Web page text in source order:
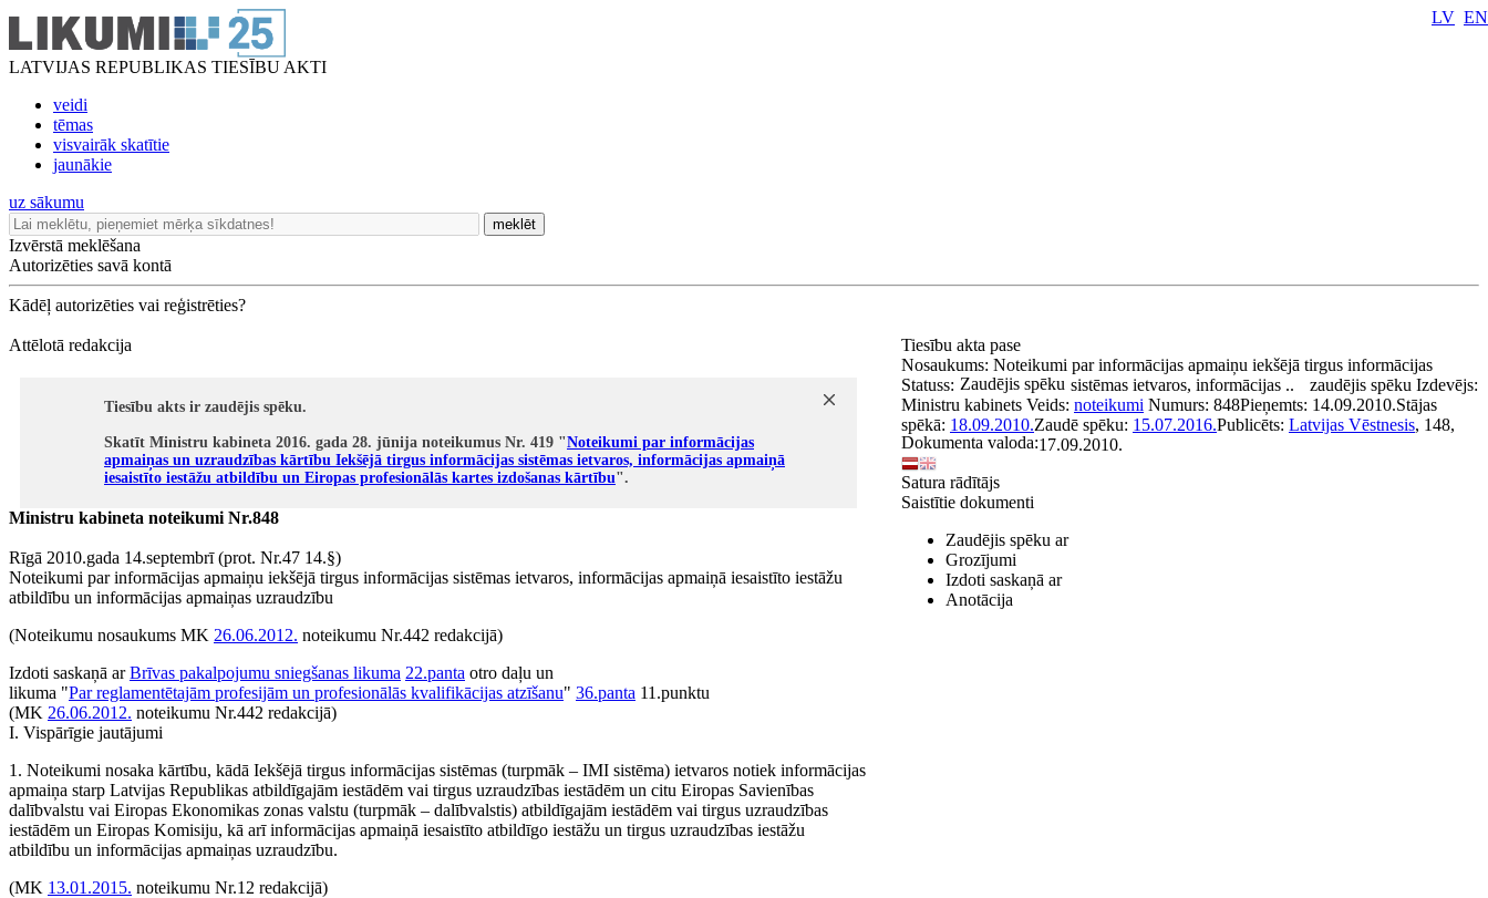
LATVIJAS REPUBLIKAS TIESĪBU AKTI
veidi
tēmas
visvairāk skatītie
jaunākie
LV EN
uz sākumu
meklēt
Izvērstā meklēšana
Autorizēties savā kontā
Kādēļ autorizēties vai reģistrēties?
Attēlotā redakcija
Tiesību akts ir zaudējis spēku.
Skatīt Ministru kabineta 2016. gada 28. jūnija noteikumus Nr. 419 "Noteikumi par informācijas
apmaiņas un uzraudzības kārtību Iekšējā tirgus informācijas sistēmas ietvaros, informācijas apmaiņā
iesaistīto iestāžu atbildību un Eiropas profesionālās kartes izdošanas kārtību".
Ministru kabineta noteikumi Nr.848
Rīgā 2010.gada 14.septembrī (prot. Nr.47 14.§)
Noteikumi par informācijas apmaiņu iekšējā tirgus informācijas sistēmas ietvaros, informācijas apmaiņā iesaistīto iestāžu
atbildību un informācijas apmaiņas uzraudzību
(Noteikumu nosaukums MK 26.06.2012. noteikumu Nr.442 redakcijā)
Izdoti saskaņā arBrīvas pakalpojumu sniegšanas likuma 22.panta otro daļu un
likuma "Par reglamentētajām profesijām un profesionālās kvalifikācijas atzīšanu" 36.panta 11.punktu
(MK 26.06.2012. noteikumu Nr.442 redakcijā)
I. Vispārīgie jautājumi
1. Noteikumi nosaka kārtību, kādā Iekšējā tirgus informācijas sistēmas (turpmāk – IMI sistēma) ietvaros notiek informācijas
apmaiņa starp Latvijas Republikas atbildīgajām iestādēm vai tirgus uzraudzības iestādēm un citu Eiropas Savienības
dalībvalstu vai Eiropas Ekonomikas zonas valstu (turpmāk – dalībvalstis) atbildīgajām iestādēm vai tirgus uzraudzības
iestādēm un Eiropas Komisiju, kā arī informācijas apmaiņā iesaistīto atbildīgo iestāžu un tirgus uzraudzības iestāžu
atbildību un informācijas apmaiņas uzraudzību.
(MK 13.01.2015. noteikumu Nr.12 redakcijā)
Tiesību akta pase
Nosaukums: Noteikumi par informācijas apmaiņu iekšējā tirgus informācijas
sistēmas ietvaros, informācijas ..
Statuss: Zaudējis spēku zaudējis spēku Izdevējs:
Ministru kabinets Veids: noteikumi Numurs: 848Pieņemts: 14.09.2010.Stājas
spēkā: 18.09.2010.Zaudē spēku: 15.07.2016.Publicēts: Latvijas Vēstnesis, 148,
17.09.2010.
Dokumenta valoda:
Satura rādītājs
Saistītie dokumenti
Zaudējis spēku ar
Grozījumi
Izdoti saskaņā ar
Anotācija